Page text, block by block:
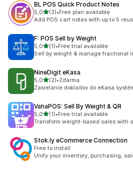
BL POS Quick Product Notes
5,0/ 5 tähteä
(3)
3 arvostelua yhteensä
•Free plan available
Add POS cart notes with up to 5
F: POS Sell by Weight
5,0/ 5 tähteä
(1)
1 arvostelua yhteensä
•Free trial available
Sell by weight & manage fractional
NineDigit eKasa
5,0/ 5 tähteä
(2)
2 arvostelua yhteensä
•Zdarma
Zasielanie dokladov do eKasa
VahaPOS: Sell By Weight & QR
5,0/ 5 tähteä
(1)
1 arvostelua yhteensä
•Free trial available
Transform weight-based sales with
Stok.ly eCommerce Connection
Free to install
Unify your inventory, purchasing,